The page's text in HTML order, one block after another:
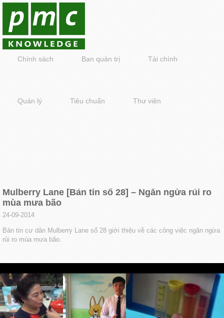
Chính sách Ban quản trị Tài chính
Quản lý Tiêu chuẩn Thư viện
Mulberry Lane [Bản tin số 28] – Ngăn ngừa rủi ro
mùa mưa bão
24-09-2014
Bản tin cư dân Mulberry Lane số 28 giới thiệu về các công việc ngăn ngừa
rủi ro mùa mưa bão.